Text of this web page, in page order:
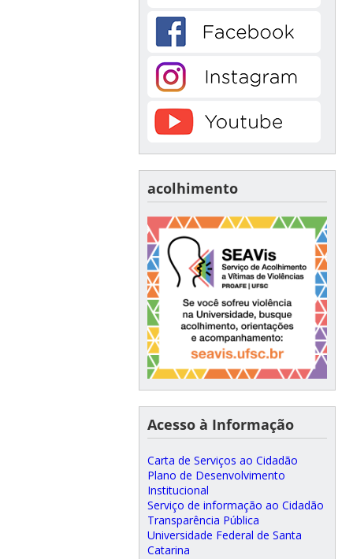
acolhimento
Acesso à Informação
Carta de Serviços ao Cidadão
Plano de Desenvolvimento
Institucional
Serviço de informação ao Cidadão
Transparência Pública
Universidade Federal de Santa
Catarina